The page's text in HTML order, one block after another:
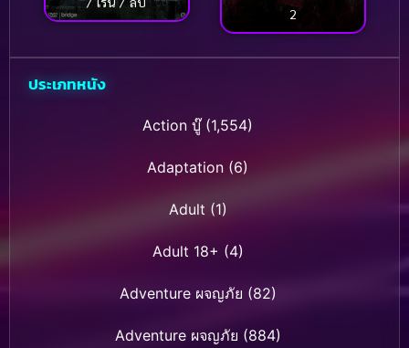
2
ประเภทหนัง
Action บู๊(1,554)
Adaptation (6)
Adult (1)
Adult 18+ (4)
Adventure ผจญภัย (82)
Adventure ผจญภัย (884)